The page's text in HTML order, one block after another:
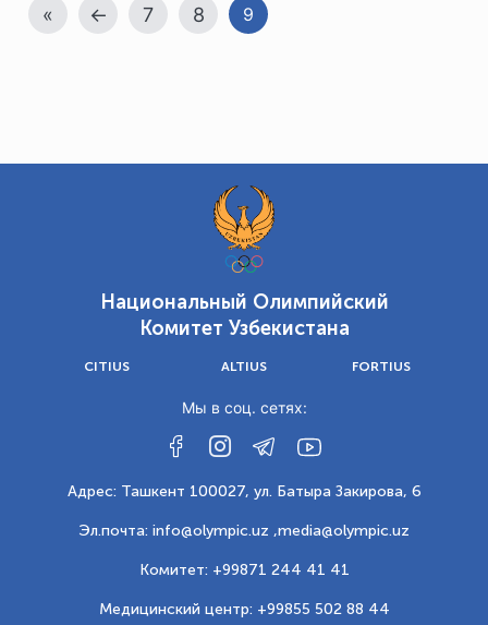
« ← 7 8 9
Национальный Олимпийский
Комитет Узбекистана
CITIUS ALTIUS FORTIUS
Мы в соц. сетях:
Адрес: Ташкент 100027, ул. Батыра Закирова, 6
Эл.почта: info@olympic.uz ,media@olympic.uz
Комитет: +99871 244 41 41
Медицинский центр: +99855 502 88 44